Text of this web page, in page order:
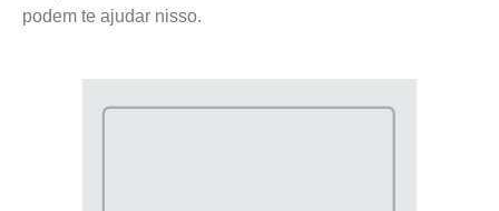
podem te ajudar nisso.